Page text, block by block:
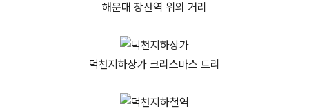
해운대 장산역 위의 거리
덕천지하상가 크리스마스 트리